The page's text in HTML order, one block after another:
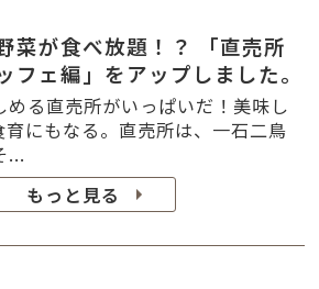
菜が食べ放題！？ 「直売所
フェ編」をアップしました。
める直売所がいっぱいだ！美味し
育にもなる。直売所は、一石二鳥
...
もっと見る